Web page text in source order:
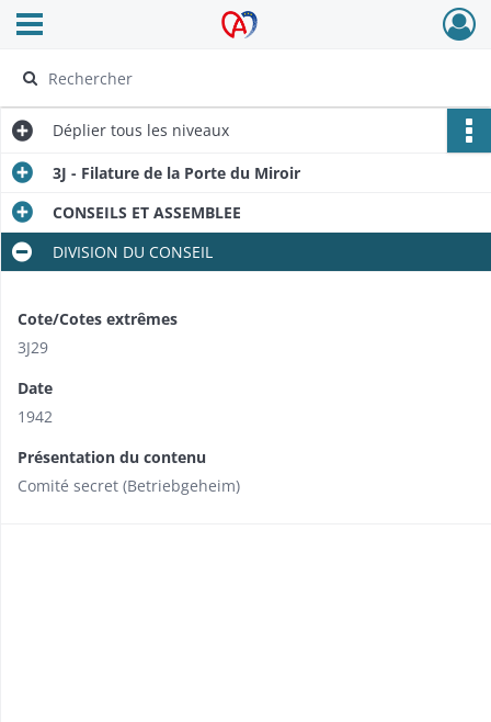
Archives Alsace - Colmar
Ouvrir le menu déroulant
Déplier tous les niveaux
3J - Filature de la Porte du Miroir
CONSEILS ET ASSEMBLEE
DIVISION DU CONSEIL​
Cote/Cotes extrêmes
3J29
Date
1942
Présentation du contenu
Comité secret (Betriebgeheim)